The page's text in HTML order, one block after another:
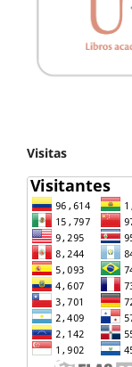
Visitas